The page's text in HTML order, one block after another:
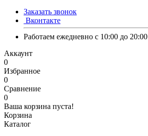
Заказать звонок
Вконтакте
Работаем ежедневно с 10:00 до 20:00
Аккаунт
0
Избранное
0
Сравнение
0
Ваша корзина пуста!
Корзина
Каталог